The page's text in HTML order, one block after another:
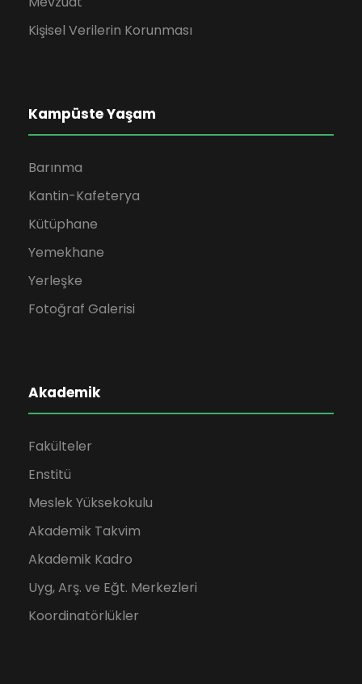
Kişisel Verilerin Korunması
Kampüste Yaşam
Barınma
Kantin-Kafeterya
Kütüphane
Yemekhane
Yerleşke
Fotoğraf Galerisi
Akademik
Fakülteler
Enstitü
Meslek Yüksekokulu
Akademik Takvim
Akademik Kadro
Uyg, Arş. ve Eğt. Merkezleri
Koordinatörlükler